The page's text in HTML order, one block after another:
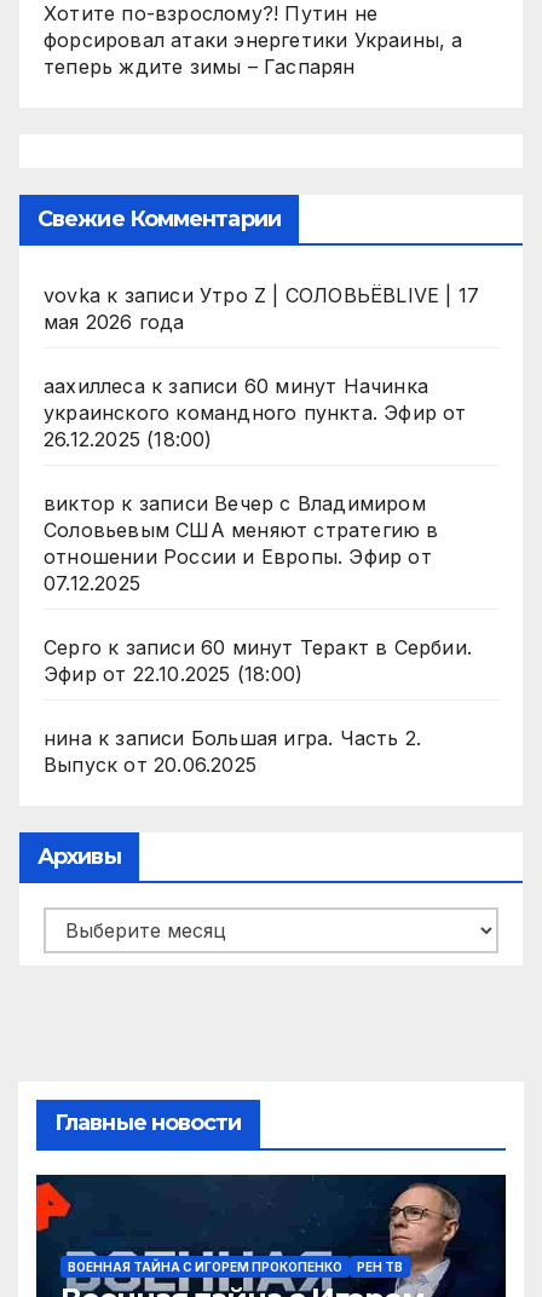
Хотите по-взрослому?! Путин не
форсировал атаки энергетики Украины, а
теперь ждите зимы – Гаспарян
Свежие Комментарии
vovka к записи Утро Z | СОЛОВЬЁВLIVE | 17
мая 2026 года
аахиллесак записи 60 минут Начинка
украинского командного пункта. Эфир от
26.12.2025 (18:00)
виктор к записи Вечер с Владимиром
Соловьевым США меняют стратегию в
отношении России и Европы. Эфир от
07.12.2025
Серго к записи 60 минут Теракт в Сербии.
Эфир от 22.10.2025 (18:00)
нинак записи Большая игра. Часть 2.
Выпуск от 20.06.2025
Архивы
Архивы
Главные новости
ВОЕННАЯ ТАЙНА С ИГОРЕМ ПРОКОПЕНКО РЕН ТВ